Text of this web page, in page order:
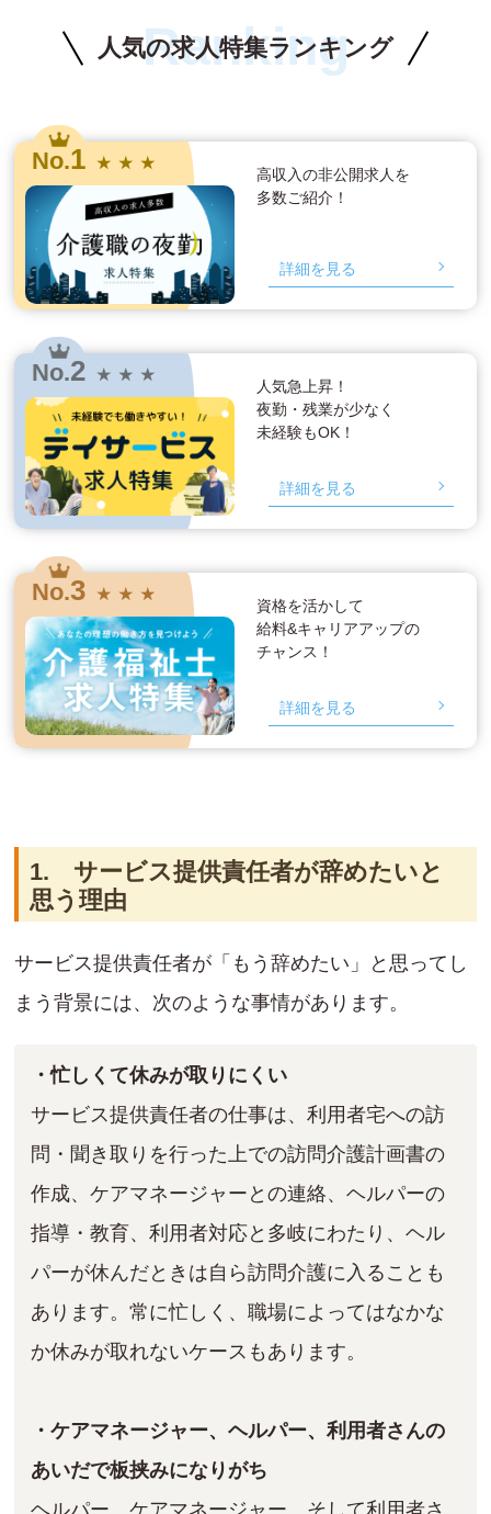
人気の求人特集ランキング
Ranking
No.1 ★ ★ ★
高収入の非公開求人を
多数ご紹介！
詳細を見る
No.2 ★ ★ ★
人気急上昇！
夜勤・残業が少なく
未経験もOK！
詳細を見る
No.3 ★ ★ ★
資格を活かして
給料&キャリアアップの
チャンス！
詳細を見る
1. サービス提供責任者が辞めたいと
思う理由
サービス提供責任者が「もう辞めたい」と思ってし
まう背景には、次のような事情があります。
・忙しくて休みが取りにくい
サービス提供責任者の仕事は、利用者宅への訪
問・聞き取りを行った上での訪問介護計画書の
作成、ケアマネージャーとの連絡、ヘルパーの
指導・教育、利用者対応と多岐にわたり、ヘル
パーが休んだときは自ら訪問介護に入ることも
あります。常に忙しく、職場によってはなかな
か休みが取れないケースもあります。
・ケアマネージャー、ヘルパー、利用者さんの
あいだで板挟みになりがち
ヘルパー、ケアマネージャー、そして利用者さ